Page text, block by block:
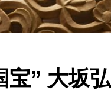
宝” 大坂